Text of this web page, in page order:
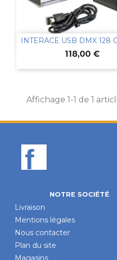
INTERACE USB DMX 128
Prix
118,00 €
Aperçu
Affichage 1-1 de 1
NOTRE SOCIÉTÉ
Livraison
Mentions légales
Nous contacter
Plan du site
Magasins